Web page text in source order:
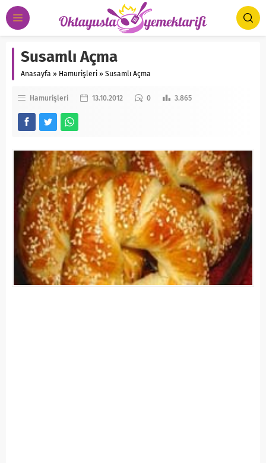
Susamlı Açma
Anasayfa » Hamurişleri » Susamlı Açma
Hamurişleri 13.10.2012 0 3.865